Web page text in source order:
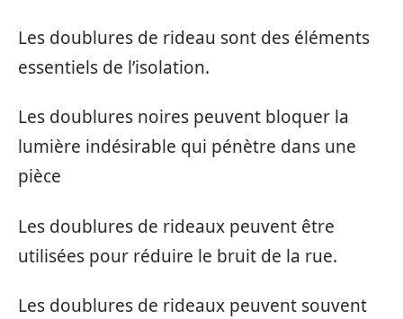
Les doublures de rideau sont des éléments
essentiels de l’isolation.
Les doublures noires peuvent bloquer la
lumière indésirable qui pénètre dans une
pièce
Les doublures de rideaux peuvent être
utilisées pour réduire le bruit de la rue.
Les doublures de rideaux peuvent souvent